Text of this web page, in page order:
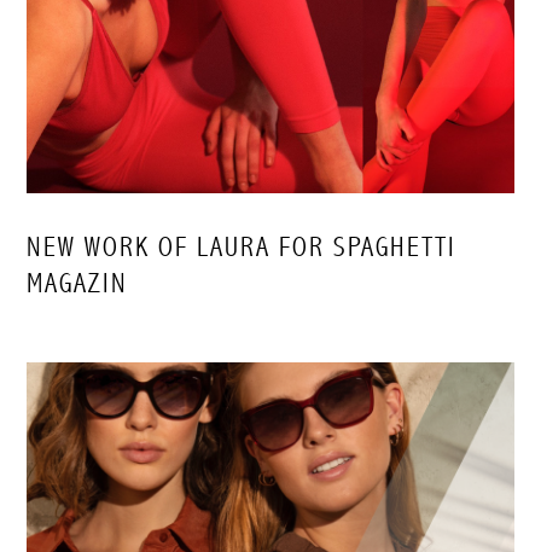
NEW WORK OF LAURA FOR SPAGHETTI
MAGAZIN